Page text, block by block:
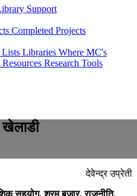
Support
Completed Projects
Lists Libraries Where MC's
Research Tools
खेलाडी
देवेन्द्र उप्रेती
सहयोग, श्रम बजार, राजनीति,